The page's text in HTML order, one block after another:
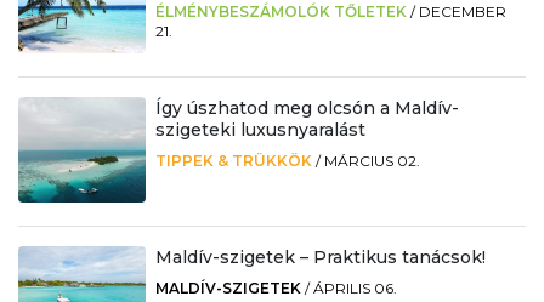
ÉLMÉNYBESZÁMOLÓK TŐLETEK / DECEMBER
21.
Így úszhatod meg olcsón a Maldív-
szigeteki luxusnyaralást
TIPPEK & TRÜKKÖK / MÁRCIUS 02.
Maldív-szigetek – Praktikus tanácsok!
MALDÍV-SZIGETEK /ÁPRILIS 06.